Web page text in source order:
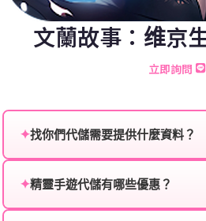
文蘭故事：维京
立即詢問
✦找你們代儲需要提供什麼資料？
服：
✦精靈手遊代儲有哪些優惠？